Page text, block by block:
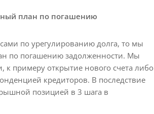
план по погашению
по урегулированию долга, то мы
по погашению задолженности. Мы
примеру открытие нового счета либо
кредиторов. В последствие
позицией в 3 шага в